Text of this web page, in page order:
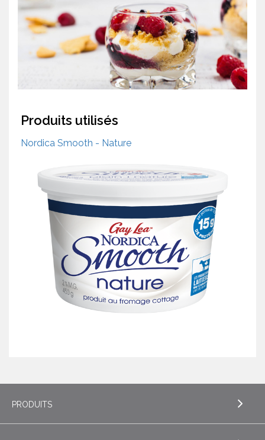
Produits utilisés
Nordica Smooth - Nature
PRODUITS